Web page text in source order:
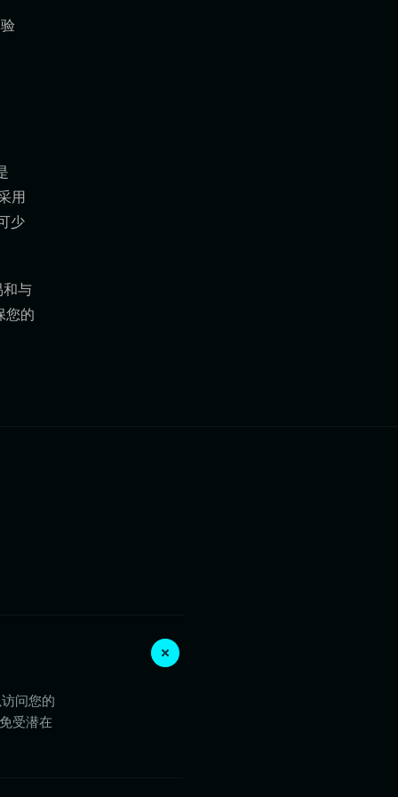
用
少
与
您的
问您的
受潜在